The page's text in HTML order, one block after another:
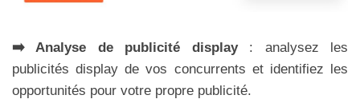
➡️ Analyse de publicité display : analysez les
publicités display de vos concurrents et identifiez les
opportunités pour votre propre publicité.